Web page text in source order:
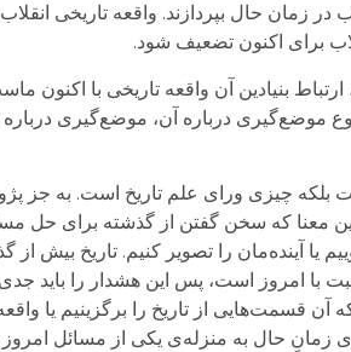
برای اکنون تضعیف شود.
بنیادین آن واقعه تاریخی با اکنون
و نوع موضع‌گیری درباره آن، موضع‌گیری
بلکه چیزی ورای علم تاریخ است. به جز
معنا که سخن گفتن از گذشته برای حل
یا آینده‌مان را تصویر کنیم. تاریخ بیش
با امروز است، پس این هشدار را باید
از تاریخ را برگزینیم یا واقعه
زمانِ‌ حال به منزله‌ی يكی از مسائل